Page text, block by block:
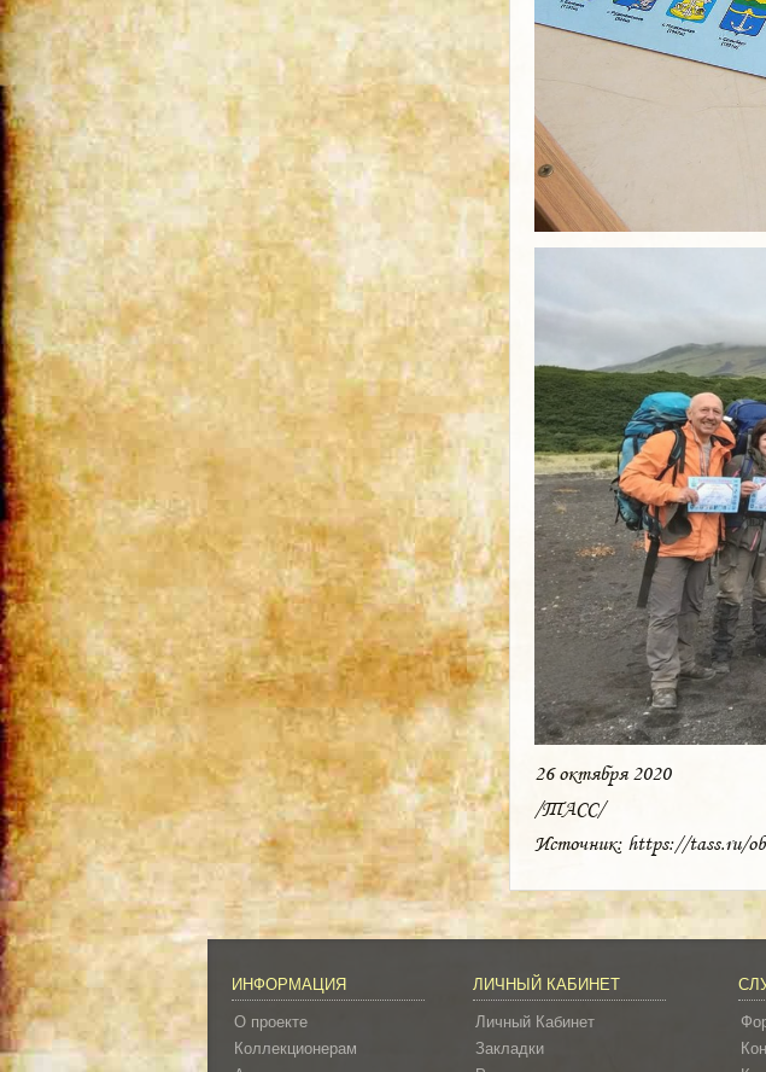
26 октября 2020
/ТАСС/
Источник: https://tass.ru/
ИНФОРМАЦИЯ
О проекте
Коллекционерам
ЛИЧНЫЙ КАБИНЕТ
Личный Кабинет
Закладки